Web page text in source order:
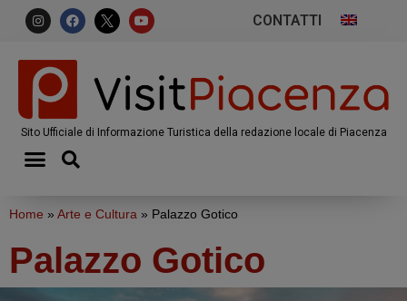
CONTATTI
Sito Ufficiale di Informazione Turistica della redazione locale di Piacenza
Home » Arte e Cultura » Palazzo Gotico
Palazzo Gotico